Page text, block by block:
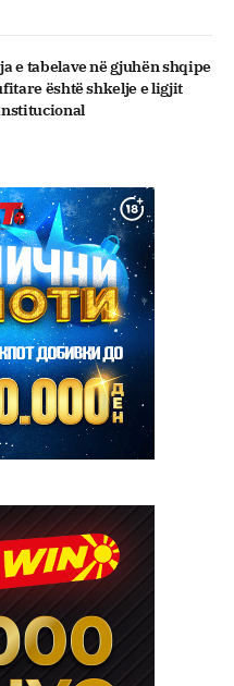
e tabelave në gjuhën shqipe
është shkelje e ligjit